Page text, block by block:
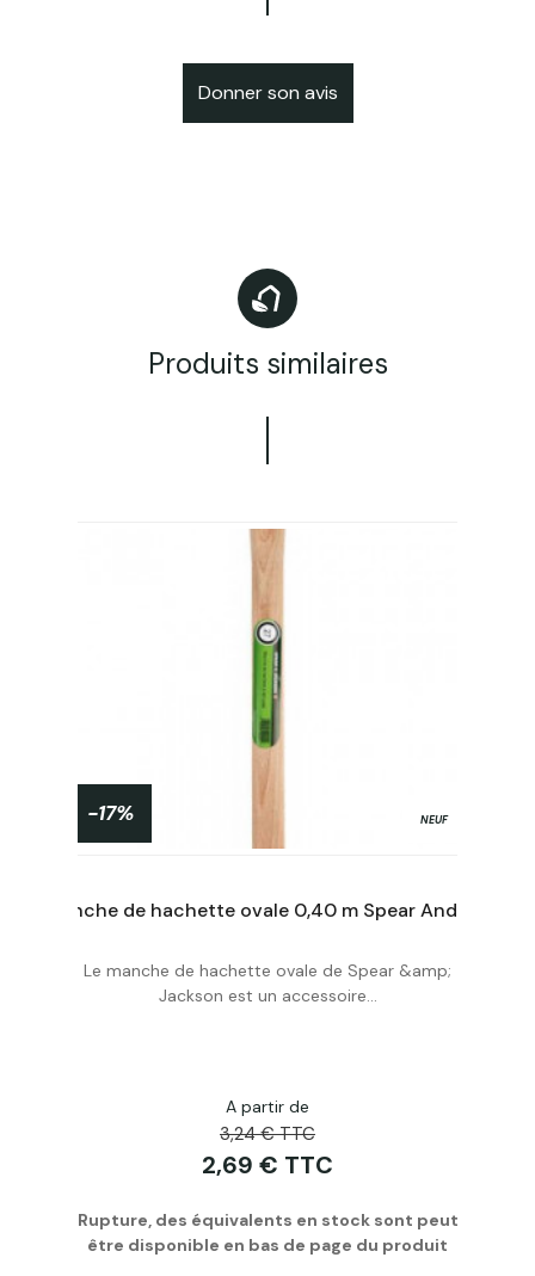
Donner son avis
Produits similaires
Personnaliser
-17% NEUF
Le manche de hachette ovale de Spear &amp;
Jackson est un accessoire...
A partir de
3,24 € TTC
2,69 € TTC
Rupture, des équivalents en stock sont peut
être disponible en bas de page du produit